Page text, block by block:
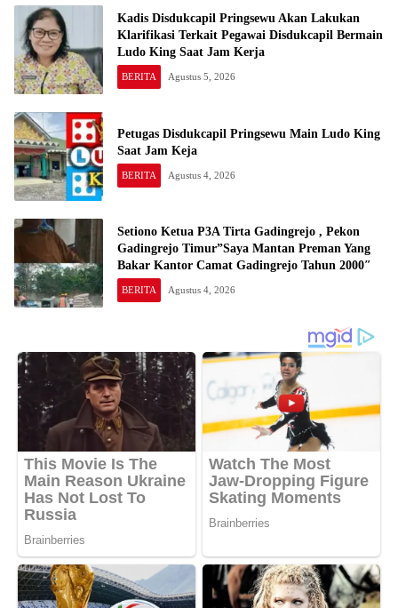
Kadis Disdukcapil Pringsewu Akan Lakukan
Klarifikasi Terkait Pegawai Disdukcapil Bermain
Ludo King Saat Jam Kerja
BERITA Agustus 5, 2026
Petugas Disdukcapil Pringsewu Main Ludo King
Saat Jam Keja
BERITA Agustus 4, 2026
Setiono Ketua P3A Tirta Gadingrejo , Pekon
Gadingrejo Timur”Saya Mantan Preman Yang
Bakar Kantor Camat Gadingrejo Tahun 2000″
BERITA Agustus 4, 2026